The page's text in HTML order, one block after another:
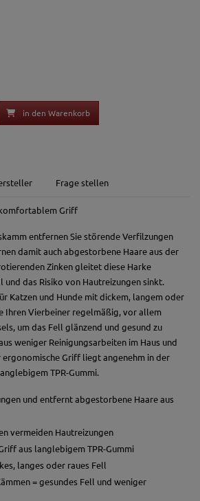
in den Warenkorb
Frage stellen
Griff
entfernen Sie störende Verfilzungen
damit auch abgestorbene Haare aus der
Zinken gleitet diese Harke
und das Risiko von Hautreizungen sinkt.
Katzen und Hunde mit dickem, langem oder
Ihren Vierbeiner regelmäßig, vor allem
um das Fell glänzend und gesund zu
weniger Reinigungsarbeiten im Haus und
ergonomische Griff liegt angenehm in der
TPR-Gummi.
und entfernt abgestorbene Haare aus
vermeiden Hautreizungen
aus langlebigem TPR-Gummi
langes oder raues Fell
= gesundes Fell und weniger